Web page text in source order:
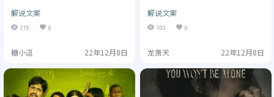
r2022,恐怖地窖 The Cellar 导演: Br
endan Muldowney 演员: 伊丽莎库
斯伯特,欧文马肯,狄龙菲茨莫里斯布
家/地区: 爱尔兰,比利时,美国 年份: 2
的女儿神秘地消失在他们乡下新房
子的地窖…
解说文案
215 0
糖小逗 22年12月8日
丽爱自信,自觉美丽,人家美着呢(豆
友译名),I Feel Pretty 导演: 艾比科恩,
马克西尔弗斯坦 演员: 艾米舒默,米
沃,阿德里安马丁斯,艾米丽拉塔科斯
国,中国大陆 年份: 2018 Renee（舒
默饰）一直因为缺乏安全感而感到
困扰。…
解说文案
103 0
龙萧天 22年12月8日